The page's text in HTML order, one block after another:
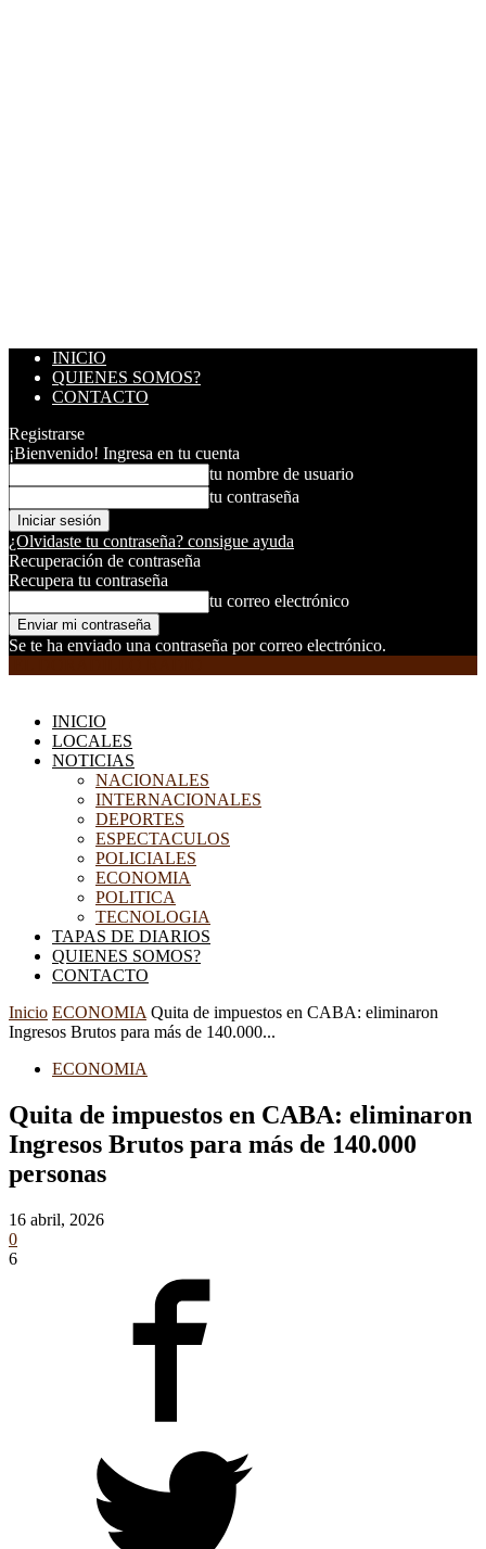
INICIO
QUIENES SOMOS?
CONTACTO
Registrarse
¡Bienvenido! Ingresa en tu cuenta
tu nombre de usuario
tu contraseña
¿Olvidaste tu contraseña? consigue ayuda
Recuperación de contraseña
Recupera tu contraseña
tu correo electrónico
Se te ha enviado una contraseña por correo electrónico.
INICIO
LOCALES
NOTICIAS
NACIONALES
INTERNACIONALES
DEPORTES
ESPECTACULOS
POLICIALES
ECONOMIA
POLITICA
TECNOLOGIA
TAPAS DE DIARIOS
QUIENES SOMOS?
CONTACTO
Inicio ECONOMIA Quita de impuestos en CABA: eliminaron
Ingresos Brutos para más de 140.000...
ECONOMIA
Quita de impuestos en CABA: eliminaron
Ingresos Brutos para más de 140.000
personas
16 abril, 2026
0
6